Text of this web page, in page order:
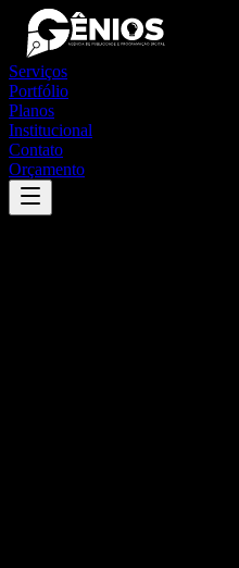
Serviços
Portfólio
Planos
Institucional
Contato
Orçamento